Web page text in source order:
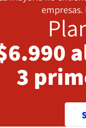
empresas.
3